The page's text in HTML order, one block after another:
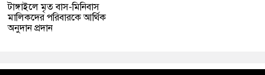
টাঙ্গাইলে মৃত বাস-মিনিবাস
মালিকদের পরিবারকে আর্থিক
অনুদান প্রদান